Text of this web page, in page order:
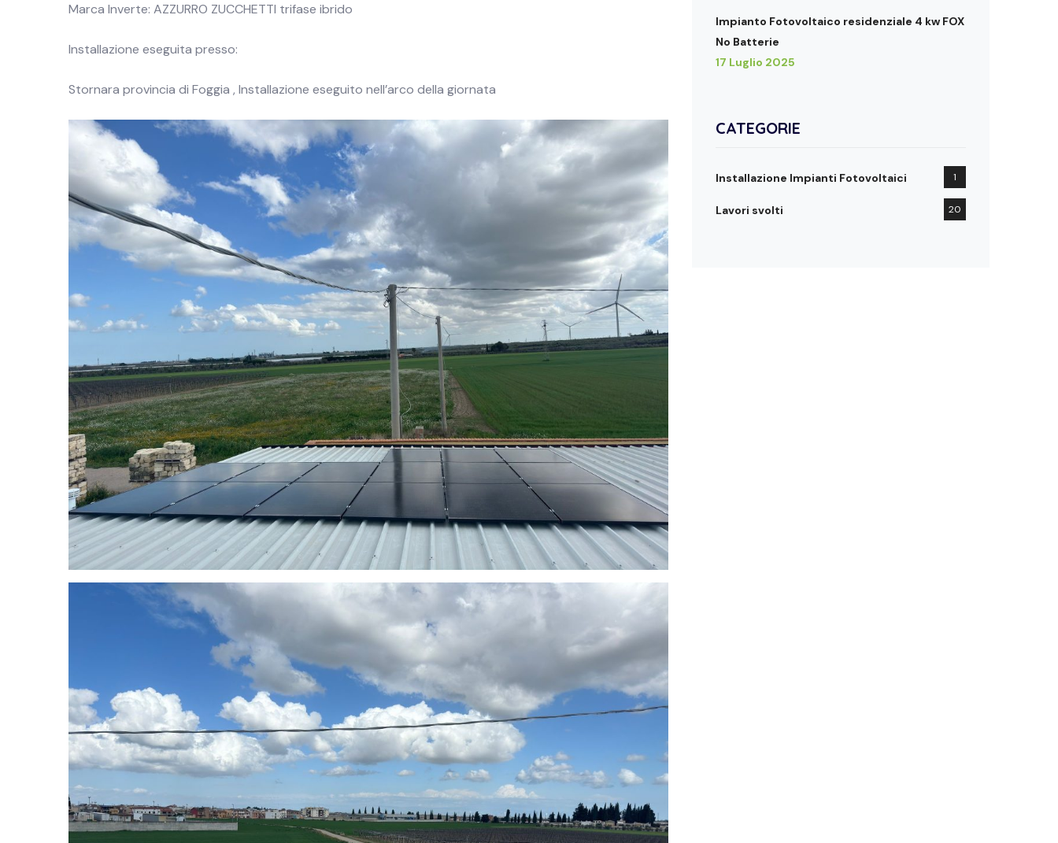
Marca Inverte: AZZURRO ZUCCHETTI trifase ibrido
Installazione eseguita presso:
Stornara provincia di Foggia , Installazione eseguito nell’arco della giornata
Impianto Fotovoltaico residenziale 4 kw FOX
No Batterie
17 Luglio 2025
CATEGORIE
Installazione Impianti Fotovoltaici 1
Lavori svolti 20